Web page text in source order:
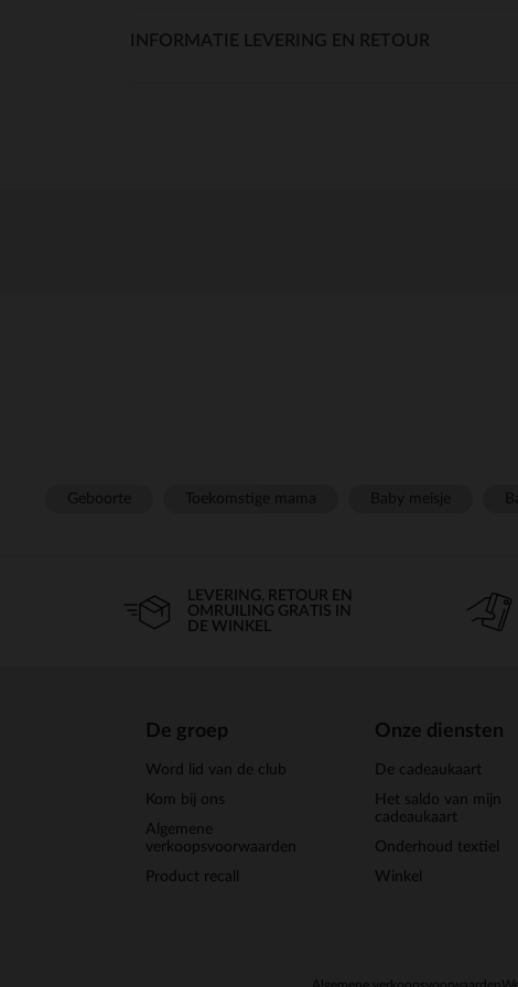
INFORMATIE LEVERING EN RETOUR
LEVERING, RETOUR EN
OMRUILING GRATIS IN
DE WINKEL
De groep
Word lid van de club
Kom bij ons
Algemene
verkoopsvoorwaarden
Product recall
Onze diensten
De cadeaukaart
Het saldo van mijn
cadeaukaart
Onderhoud textiel
Winkel